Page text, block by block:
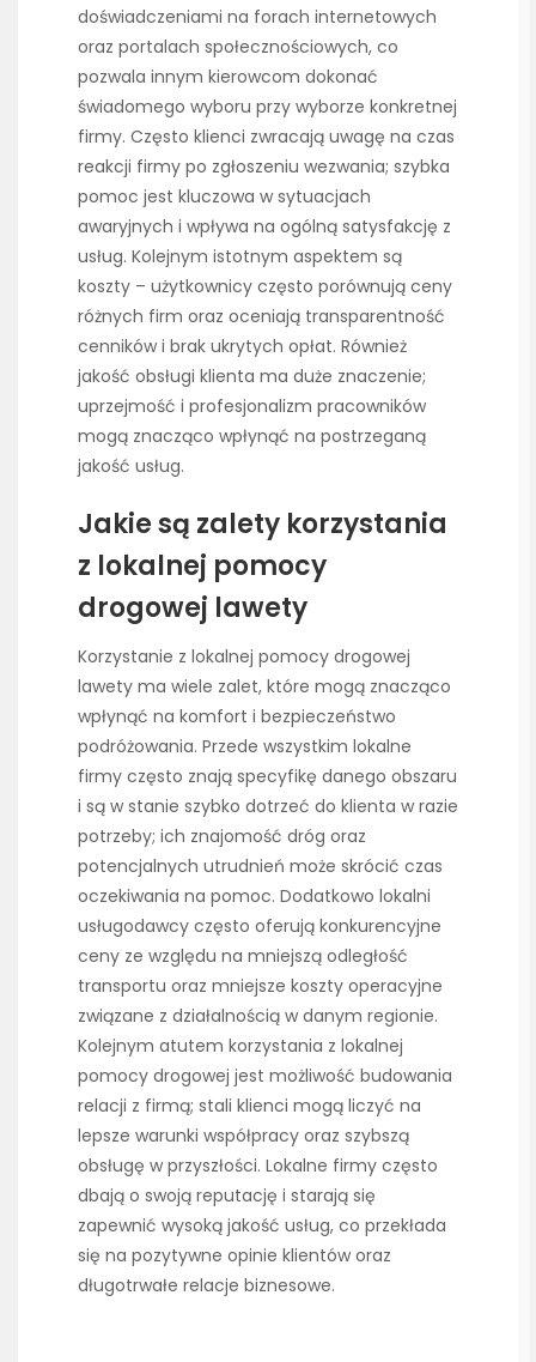
doświadczeniami na forach internetowych
oraz portalach społecznościowych, co
pozwala innym kierowcom dokonać
świadomego wyboru przy wyborze konkretnej
firmy. Często klienci zwracają uwagę na czas
reakcji firmy po zgłoszeniu wezwania; szybka
pomoc jest kluczowa w sytuacjach
awaryjnych i wpływa na ogólną satysfakcję z
usług. Kolejnym istotnym aspektem są
koszty – użytkownicy często porównują ceny
różnych firm oraz oceniają transparentność
cenników i brak ukrytych opłat. Również
jakość obsługi klienta ma duże znaczenie;
uprzejmość i profesjonalizm pracowników
mogą znacząco wpłynąć na postrzeganą
jakość usług.
Jakie są zalety korzystania
z lokalnej pomocy
drogowej lawety
Korzystanie z lokalnej pomocy drogowej
lawety ma wiele zalet, które mogą znacząco
wpłynąć na komfort i bezpieczeństwo
podróżowania. Przede wszystkim lokalne
firmy często znają specyfikę danego obszaru
i są w stanie szybko dotrzeć do klienta w razie
potrzeby; ich znajomość dróg oraz
potencjalnych utrudnień może skrócić czas
oczekiwania na pomoc. Dodatkowo lokalni
usługodawcy często oferują konkurencyjne
ceny ze względu na mniejszą odległość
transportu oraz mniejsze koszty operacyjne
związane z działalnością w danym regionie.
Kolejnym atutem korzystania z lokalnej
pomocy drogowej jest możliwość budowania
relacji z firmą; stali klienci mogą liczyć na
lepsze warunki współpracy oraz szybszą
obsługę w przyszłości. Lokalne firmy często
dbają o swoją reputację i starają się
zapewnić wysoką jakość usług, co przekłada
się na pozytywne opinie klientów oraz
długotrwałe relacje biznesowe.